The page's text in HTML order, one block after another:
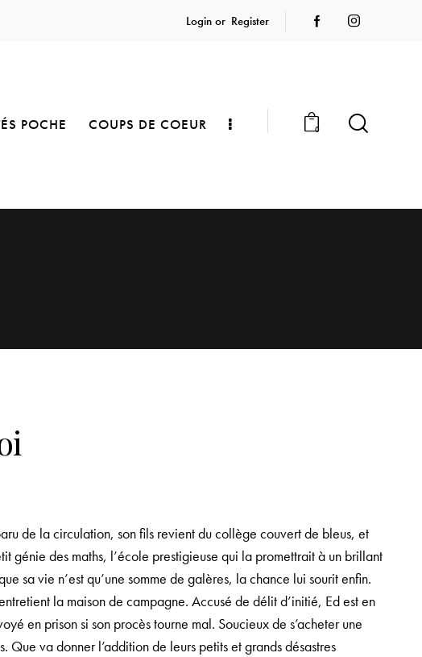
Login or Register
POCHE COUPS DE COEUR 0
de la circulation, son fils revient du collège couvert de bleus, et
génie des maths, l’école prestigieuse qui la promettrait à un brillant
sa vie n’est qu’une somme de galères, la chance lui sourit enfin.
la maison de campagne. Accusé de délit d’initié, Ed est en
en prison si son procès tourne mal. Soucieux de s’acheter une
va donner l’addition de leurs petits et grands désastres